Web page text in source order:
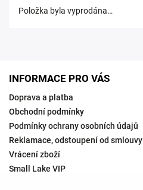
Položka byla vyprodána…
INFORMACE PRO VÁS
Doprava a platba
Obchodní podmínky
Podmínky ochrany osobních údajů
Reklamace, odstoupení od smlouvy
Vrácení zboží
Small Lake VIP